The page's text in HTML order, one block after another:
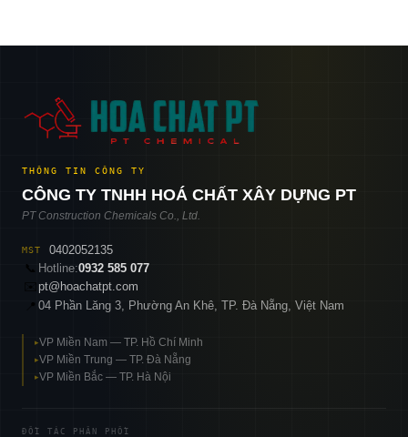
THÔNG TIN CÔNG TY
CÔNG TY TNHH HOÁ CHẤT XÂY DỰNG PT
PT Construction Chemicals Co., Ltd.
MST
0402052135
📞 Hotline:0932 585 077
pt@hoachatpt.com
04 Phần Lăng 3, Phường An Khê, TP. Đà Nẵng, Việt Nam
▸VP Miền Nam — TP. Hồ Chí Minh
▸VP Miền Trung — TP. Đà Nẵng
▸VP Miền Bắc — TP. Hà Nội
ĐỐI TÁC PHÂN PHỐI